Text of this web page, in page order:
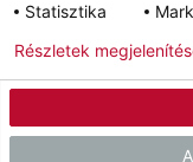
©
Statisztika
Részletek